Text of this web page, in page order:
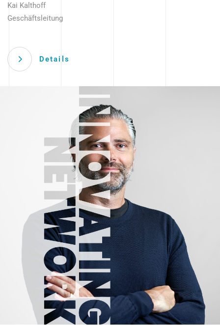
Kai Kalthoff
Geschäftsleitung
Details